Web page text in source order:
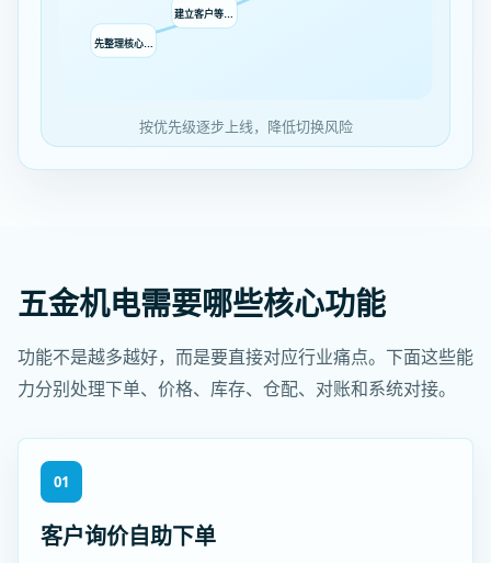
先整理核心…
建立客户等…
按优先级逐步上线，降低切换风险
五金机电需要哪些核心功能
功能不是越多越好，而是要直接对应行业痛点。下面这些能
力分别处理下单、价格、库存、仓配、对账和系统对接。
01
客户询价自助下单